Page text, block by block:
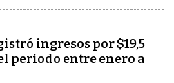
ingresos por $19,5
periodo entre enero a